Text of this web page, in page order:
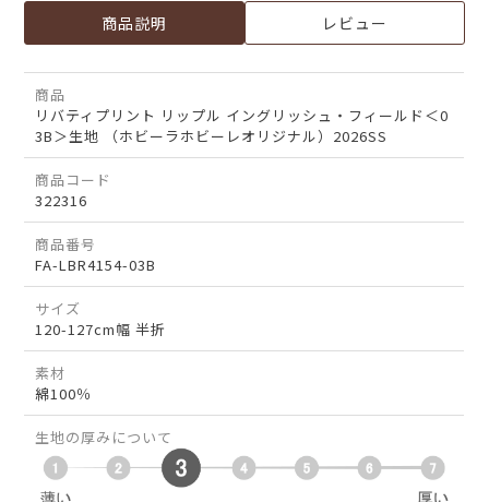
商品説明 レビュー
商品
リバティプリント リップル イングリッシュ・フィールド＜0
3B＞生地 （ホビーラホビーレオリジナル）2026SS
商品コード
322316
商品番号
FA-LBR4154-03B
サイズ
120-127cm幅 半折
素材
綿100％
生地の厚みについて